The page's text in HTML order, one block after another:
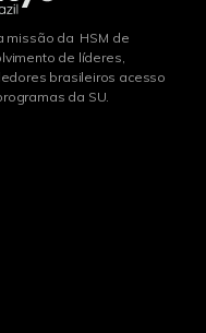
missão da HSM de
de líderes,
brasileiros acesso
da SU.